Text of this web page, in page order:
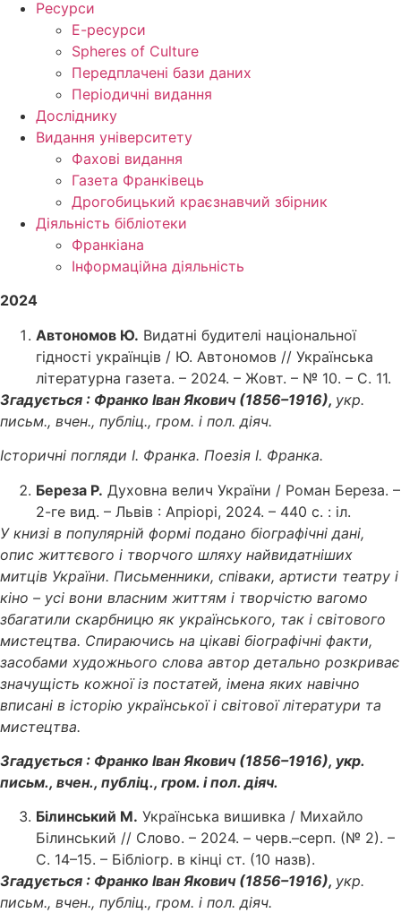
Ресурси
Е-ресурси
Spheres of Culture
Передплачені бази даних
Періодичні видання
Досліднику
Видання університету
Фахові видання
Газета Франківець
Дрогобицький краєзнавчий збірник
Діяльність бібліотеки
Франкіана
Інформаційна діяльність
2024
Автономов Ю. Видатні будителі національної
гідності українців / Ю. Автономов // Українська
літературна газета. – 2024. – Жовт. – № 10. – С. 11.
Згадується : Франко Іван Якович (1856–1916), укр.
письм., вчен., публіц., гром. і пол. діяч.
Історичні погляди І. Франка. Поезія І. Франка.
Береза Р. Духовна велич України / Роман Береза. –
2-ге вид. – Львів : Апріорі, 2024. – 440 с. : іл.
У книзі в популярній формі подано біографічні дані,
опис життєвого і творчого шляху найвидатніших
митців України. Письменники, співаки, артисти театру і
кіно – усі вони власним життям і творчістю вагомо
збагатили скарбницю як українського, так і світового
мистецтва. Спираючись на цікаві біографічні факти,
засобами художнього слова автор детально розкриває
значущість кожної із постатей, імена яких навічно
вписані в історію української і світової літератури та
мистецтва.
Згадується : Франко Іван Якович (1856–1916), укр.
письм., вчен., публіц., гром. і пол. діяч.
Білинський М. Українська вишивка / Михайло
Білинський // Слово. – 2024. – черв.–серп. (№ 2). –
С. 14–15. – Бібліогр. в кінці ст. (10 назв).
Згадується : Франко Іван Якович (1856–1916), укр.
письм., вчен., публіц., гром. і пол. діяч.